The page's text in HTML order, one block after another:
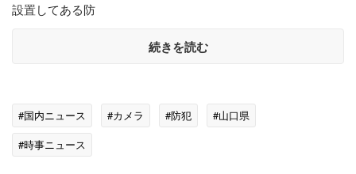
設置してある防
続きを読む
#国内ニュース #カメラ #防犯
#山口県
#時事ニュース